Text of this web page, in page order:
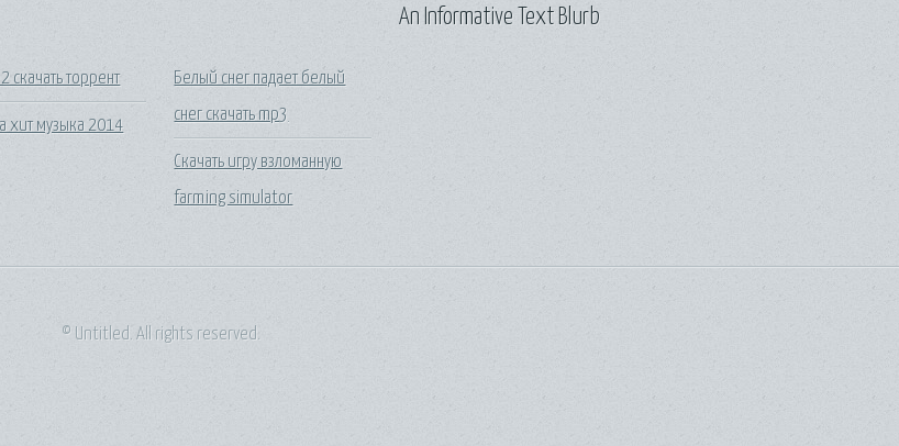
скачать торрент
хит музыка 2014
Белый снег падает белый
снег скачать mp3
Скачать игру взломанную
farming simulator
An Informative Text Blurb
© Untitled. All rights reserved.